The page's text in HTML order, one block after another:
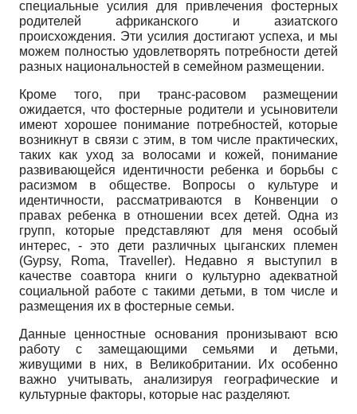
специальные усилия для привлечения фостерных
родителей африканского и азиатского
происхождения. Эти усилия достигают успеха, и мы
можем полностью удовлетворять потребности детей
разных национальностей в семейном размещении.
Кроме того, при транс-расовом размещении
ожидается, что фостерные родители и усыновители
имеют хорошее понимание потребностей, которые
возникнут в связи с этим, в том числе практических,
таких как уход за волосами и кожей, понимание
развивающейся идентичности ребенка и борьбы с
расизмом в обществе. Вопросы о культуре и
идентичности, рассматриваются в Конвенции о
правах ребенка в отношении всех детей. Одна из
групп, которые представляют для меня особый
интерес, - это дети различных цыганских племен
(Gypsy, Roma, Traveller). Недавно я выступил в
качестве соавтора книги о культурно адекватной
социальной работе с такими детьми, в том числе и
размещения их в фостерные семьи.
Данные ценностные основания пронизывают всю
работу с замещающими семьями и детьми,
живущими в них, в Великобритании. Их особенно
важно учитывать, анализируя географические и
культурные факторы, которые нас разделяют.